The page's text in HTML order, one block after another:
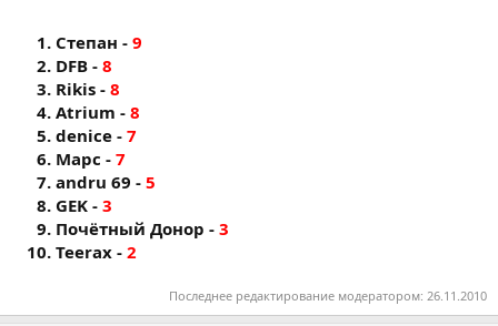
Степан - 9
DFB - 8
Rikis - 8
Atrium - 8
denice - 7
Марс - 7
andru 69 - 5
GEK - 3
Почётный Донор - 3
Teerax - 2
Последнее редактирование модератором: 26.11.2010